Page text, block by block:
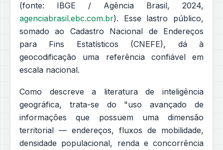
(fonte: IBGE / Agência Brasil, 2024,
agenciabrasil.ebc.com.br). Esse lastro público,
somado ao Cadastro Nacional de Endereços
para Fins Estatísticos (CNEFE), dá à
geocodificação uma referência confiável em
escala nacional.
Como descreve a literatura de inteligência
geográfica, trata-se do "uso avançado de
informações que possuem uma dimensão
territorial — endereços, fluxos de mobilidade,
densidade populacional, renda e concorrência